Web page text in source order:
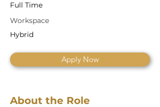
Full Time
Workspace
Hybrid
Apply Now
About the Role